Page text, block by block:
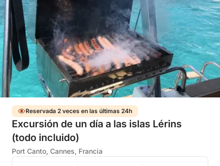
Reservada 2 veces en las últimas 24h
Excursión de un día a las islas Lérins
(todo incluido)
Port Canto, Cannes, Francia